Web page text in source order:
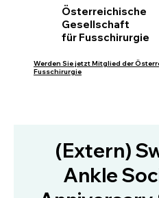
Werden Sie jetzt Mitglied der
Fusschirurgie
Österreichische
Gesellschaft
für Fusschirurgie
(Extern)
Ankle